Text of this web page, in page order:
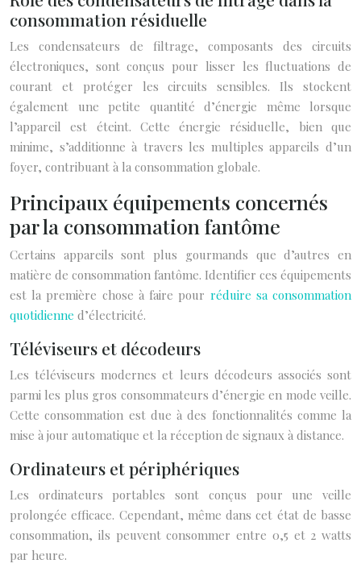
consommation résiduelle
Les condensateurs de filtrage, composants des circuits
électroniques, sont conçus pour lisser les fluctuations de
courant et protéger les circuits sensibles. Ils stockent
également une petite quantité d’énergie même lorsque
l’appareil est éteint. Cette énergie résiduelle, bien que
minime, s’additionne à travers les multiples appareils d’un
foyer, contribuant à la consommation globale.
Principaux équipements concernés
par la consommation fantôme
Certains appareils sont plus gourmands que d’autres en
matière de consommation fantôme. Identifier ces équipements
est la première chose à faire pour réduire sa consommation
quotidienne d’électricité.
Téléviseurs et décodeurs
Les téléviseurs modernes et leurs décodeurs associés sont
parmi les plus gros consommateurs d’énergie en mode veille.
Cette consommation est due à des fonctionnalités comme la
mise à jour automatique et la réception de signaux à distance.
Ordinateurs et périphériques
Les ordinateurs portables sont conçus pour une veille
prolongée efficace. Cependant, même dans cet état de basse
consommation, ils peuvent consommer entre 0,5 et 2 watts
par heure.